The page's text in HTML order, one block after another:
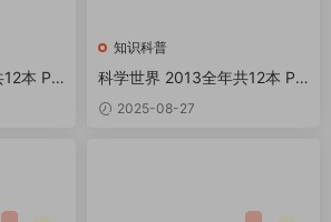
本 PD
知识科普
科学世界 2013全年共12本 PD
F
2025-08-27